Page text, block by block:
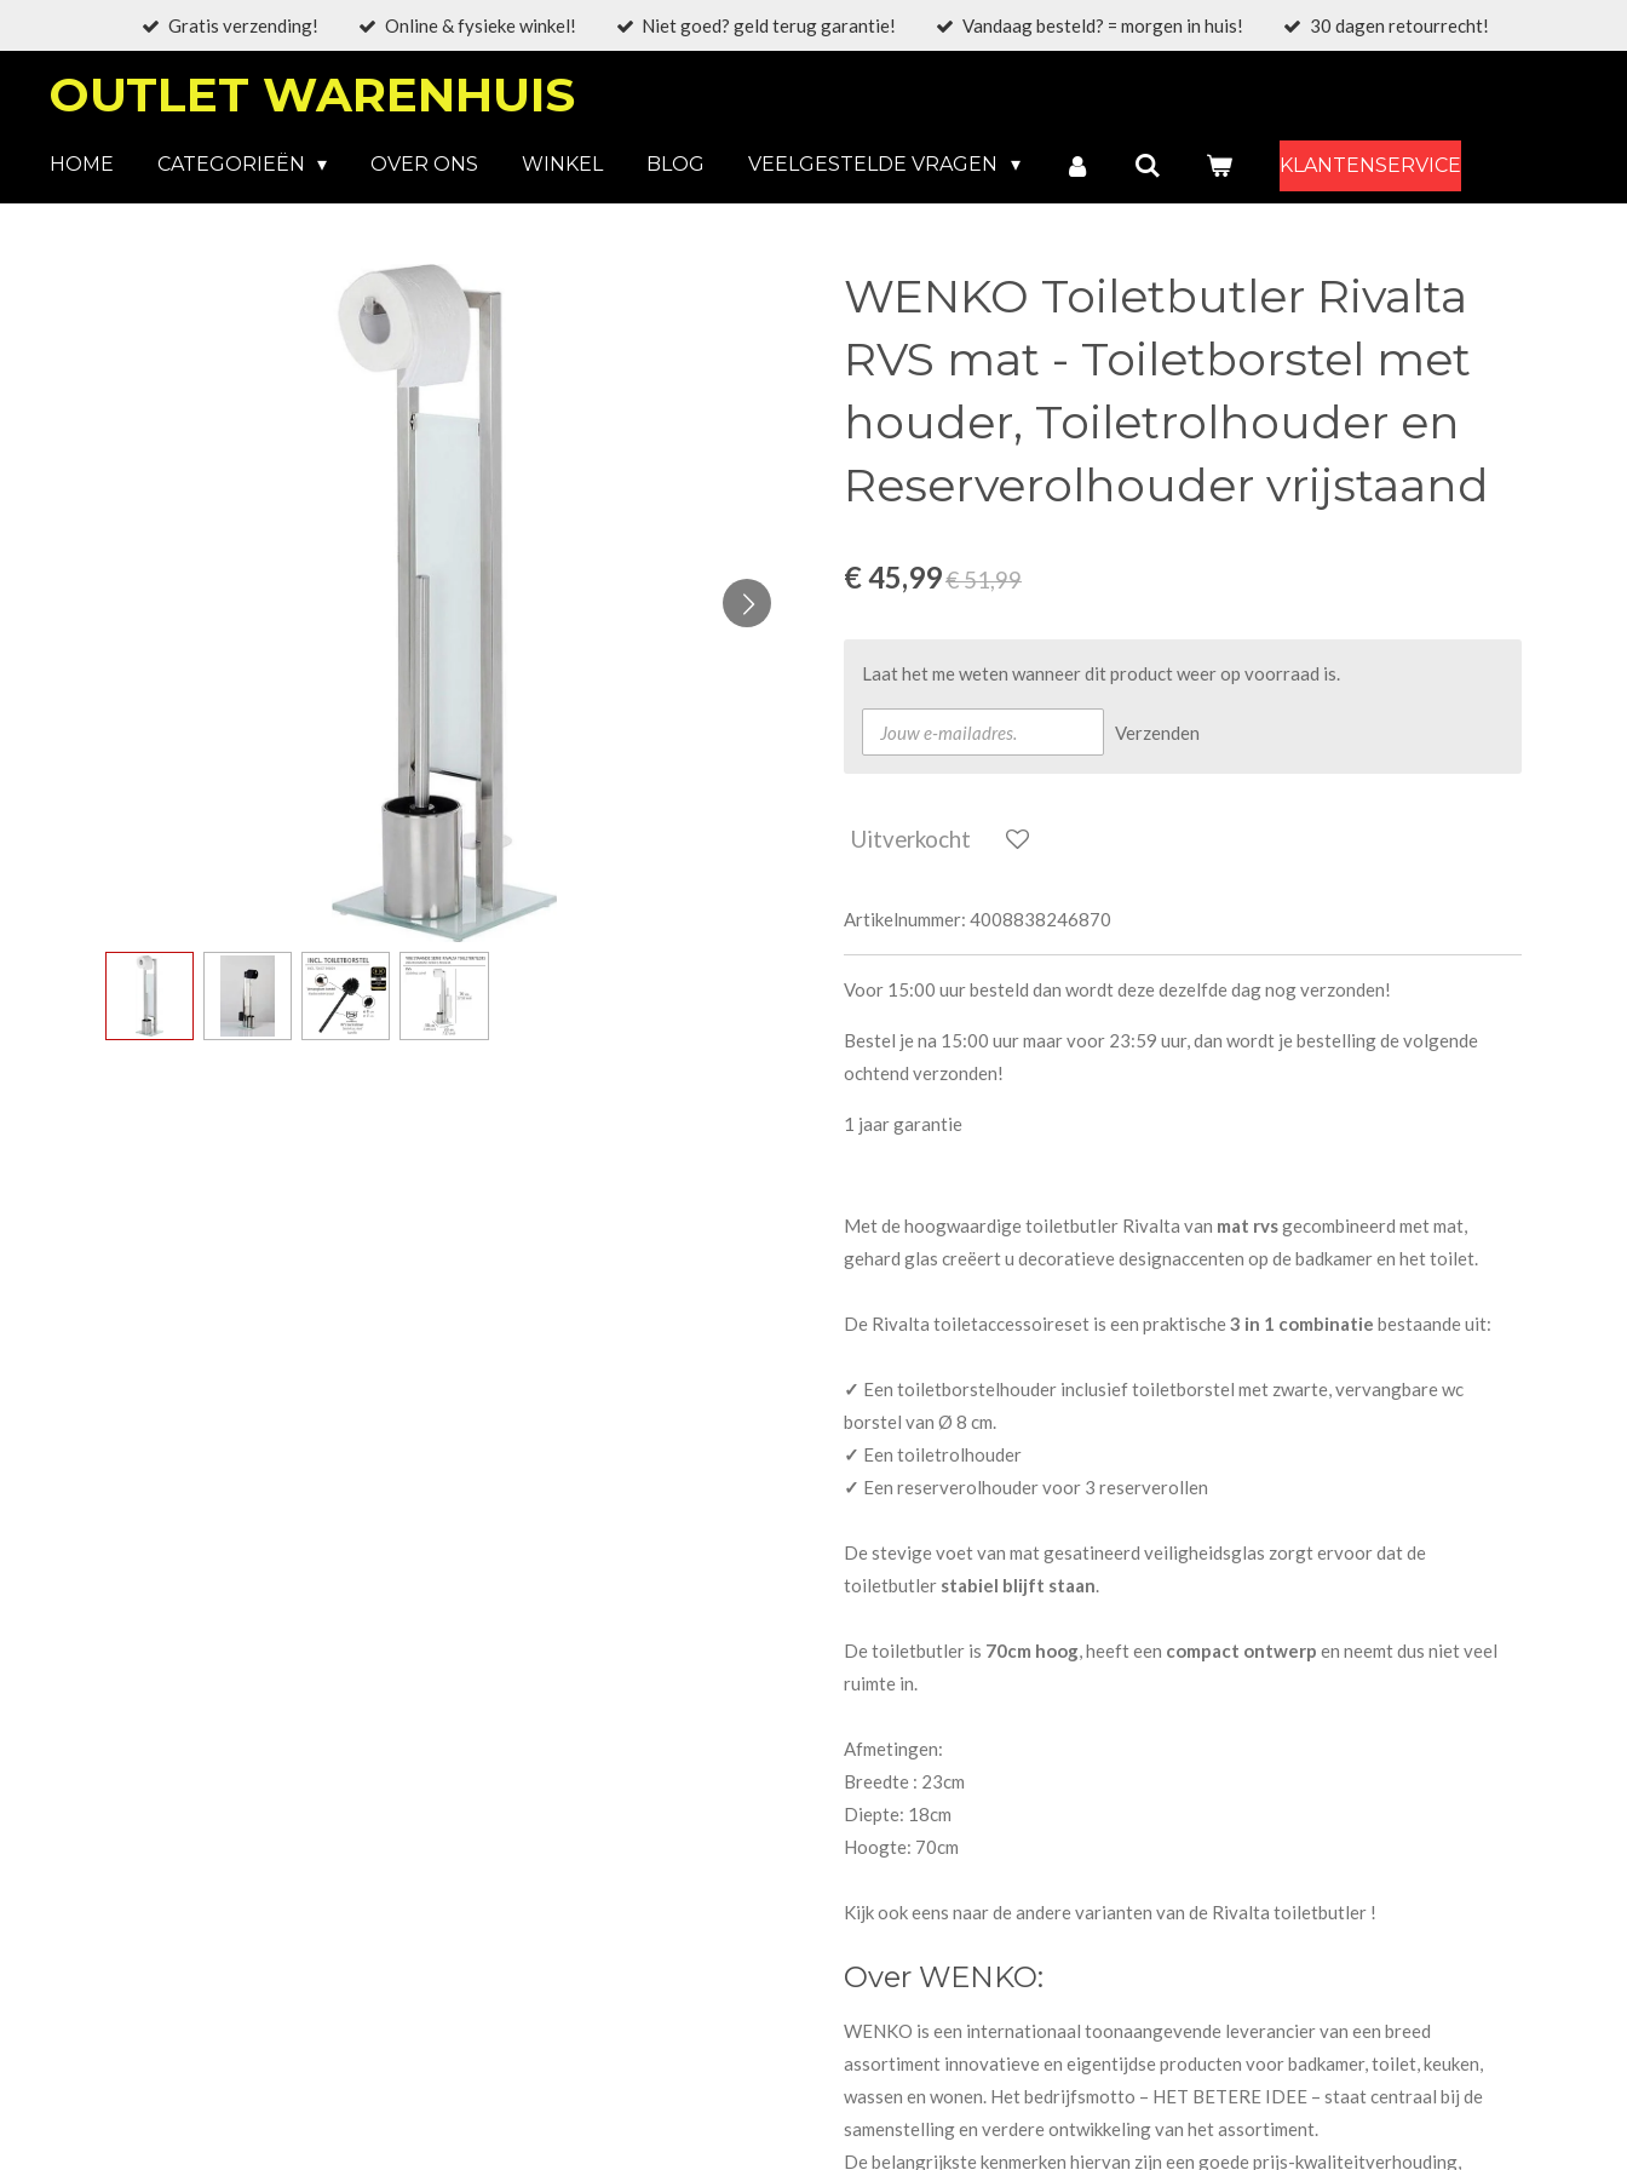
hoofdinhoud
Gratis verzending! Online & fysieke winkel! Niet goed? geld terug garantie! Vandaag besteld? = morgen in huis! 30 dagen retourrecht!
OUTLET WARENHUIS
HOME CATEGORIEËN OVER ONS WINKEL BLOG VEELGESTELDE VRAGEN KLANTENSERVICE
WENKO Toiletbutler Rivalta
RVS mat - Toiletborstel met
houder, Toiletrolhouder en
Reserverolhouder vrijstaand
€ 45,99€ 51,99
Laat het me weten wanneer dit product weer op voorraad is.
Verzenden
Uitverkocht
Artikelnummer: 4008838246870
Voor 15:00 uur besteld dan wordt deze dezelfde dag nog verzonden!
Bestel je na 15:00 uur maar voor 23:59 uur, dan wordt je bestelling de volgende
ochtend verzonden!
1 jaar garantie
Met de hoogwaardige toiletbutler Rivalta van mat rvsgecombineerd met mat,
gehard glas creëert u decoratieve designaccenten op de badkamer en het toilet.
De Rivalta toiletaccessoireset is een praktische3 in 1 combinatie bestaande uit:
✓ Een toiletborstelhouder inclusief toiletborstel met zwarte, vervangbare wc
borstel van Ø 8 cm.
✓ Een toiletrolhouder
✓ Een reserverolhouder voor 3 reserverollen
De stevige voet van mat gesatineerd veiligheidsglas zorgt ervoor dat de
toiletbutler stabiel blijft staan.
De toiletbutler is 70cm hoog, heeft een compact ontwerp en neemt dus niet veel
ruimte in.
Afmetingen:
Breedte : 23cm
Diepte: 18cm
Hoogte: 70cm
Kijk ook eens naar de andere varianten van de Rivalta toiletbutler !
Over WENKO:
WENKO is een internationaal toonaangevende leverancier van een breed
assortiment innovatieve en eigentijdse producten voor badkamer, toilet, keuken,
wassen en wonen. Het bedrijfsmotto – HET BETERE IDEE – staat centraal bij de
samenstelling en verdere ontwikkeling van het assortiment.
De belangrijkste kenmerken hiervan zijn een goede prijs-kwaliteitverhouding,